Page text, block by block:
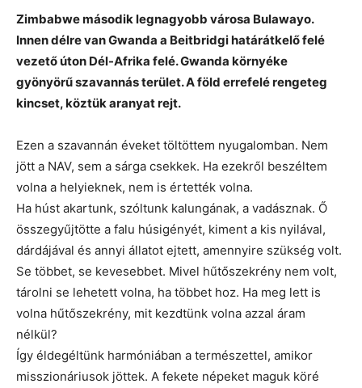
Zimbabwe második legnagyobb városa Bulawayo.
Innen délre van Gwanda a Beitbridgi határátkelő felé
vezető úton Dél-Afrika felé. Gwanda környéke
gyönyörű szavannás terület. A föld errefelé rengeteg
kincset, köztük aranyat rejt.
Ezen a szavannán éveket töltöttem nyugalomban. Nem
jött a NAV, sem a sárga csekkek. Ha ezekről beszéltem
volna a helyieknek, nem is értették volna.
Ha húst akartunk, szóltunk kalungának, a vadásznak. Ő
összegyűjtötte a falu húsigényét, kiment a kis nyilával,
dárdájával és annyi állatot ejtett, amennyire szükség volt.
Se többet, se kevesebbet. Mivel hűtőszekrény nem volt,
tárolni se lehetett volna, ha többet hoz. Ha meg lett is
volna hűtőszekrény, mit kezdtünk volna azzal áram
nélkül?
Így éldegéltünk harmóniában a természettel, amikor
misszionáriusok jöttek. A fekete népeket maguk köré